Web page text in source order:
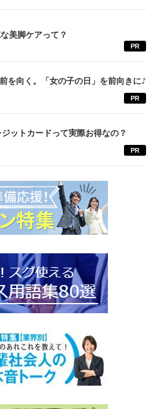
美脚ケアって？
PR
を向く。「女の子の日」を前向きに♪
PR
ットカードって実際お得なの？
PR